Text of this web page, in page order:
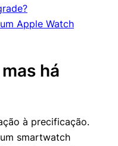
Apple Watch
há
à precificação.
smartwatch